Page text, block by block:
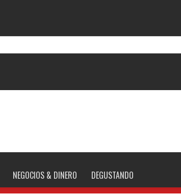
NEGOCIOS & DINERO DEGUSTANDO